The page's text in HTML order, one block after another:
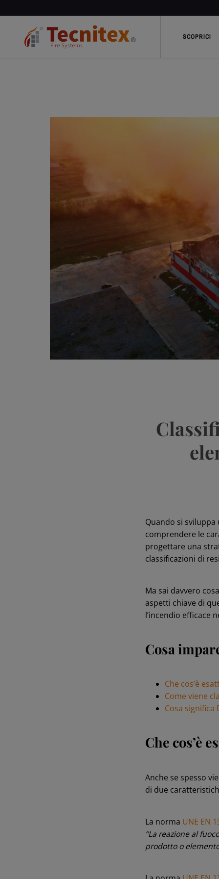
SCOPRICI
Quando si
comprendere le
progettare una
classificazioni di
Ma sai davvero
aspetti chiave di
l’incendio efficace
Cosa
Che cos’è
Come viene
Cosa significa
Che cos’è
Anche se spesso
di due
La norma UNE EN
“La reazione al
prodotto o